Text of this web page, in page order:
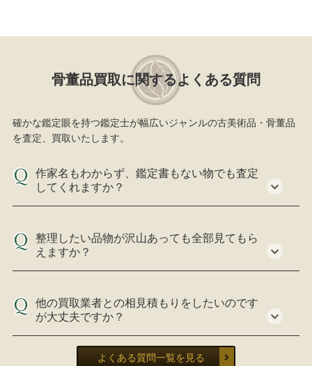
骨董品買取に関するよくある質問
確かな鑑定眼を持つ鑑定士が幅広いジャンルの古美術品・骨董品
を査定、買取いたします。
作家名もわからず、鑑定書もない物でも査定
してくれますか？
整理したい品物が沢山あっても全部見てもら
えますか？
他の買取業者との相見積もりをしたいのです
が大丈夫ですか？
よくある質問一覧を見る